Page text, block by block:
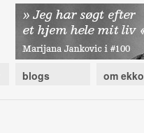
blogs om ekko